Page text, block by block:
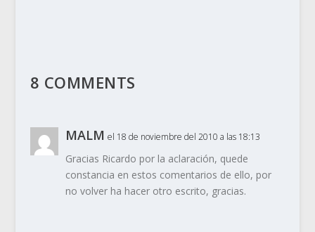
8 COMMENTS
MALM el 18 de noviembre del 2010 a las 18:13
Gracias Ricardo por la aclaración, quede
constancia en estos comentarios de ello, por
no volver ha hacer otro escrito, gracias.